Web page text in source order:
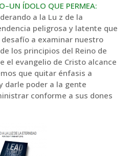
ÍDOLO QUE PERMEA:
a la Lu z de la
peligrosa y latente que
a examinar nuestro
los principios del Reino de
el evangelio de Cristo alcance
que quitar énfasis a
darle poder a la gente
conforme a sus dones